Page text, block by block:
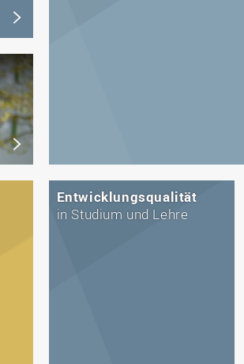
Entwicklungsqualität
in Studium und Lehre